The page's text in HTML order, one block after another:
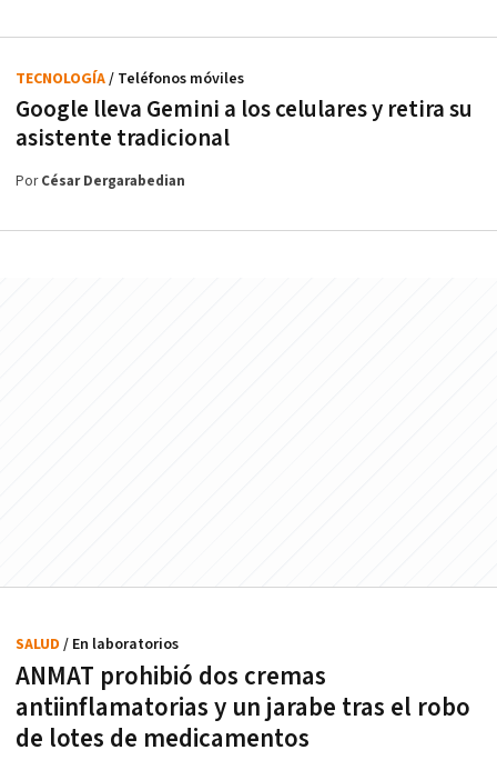
Google lleva Gemini a los celulares y retira su
asistente tradicional
TECNOLOGÍA/ Teléfonos móviles
PorCésar Dergarabedian
ANMAT prohibió dos cremas
antiinflamatorias y un jarabe tras el robo
de lotes de medicamentos
SALUD / En laboratorios